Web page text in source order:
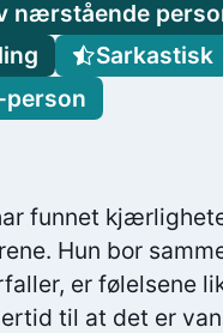
funnet
Hun bor
er følelsene
til at det er
nærstående
Sarkastisk
person